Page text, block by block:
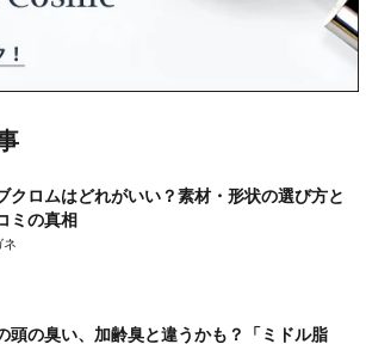
クロムはどれがいい？素材・形状の選び方と
ミの真相
ネ
頭の臭い、加齢臭と違うかも？「ミドル脂